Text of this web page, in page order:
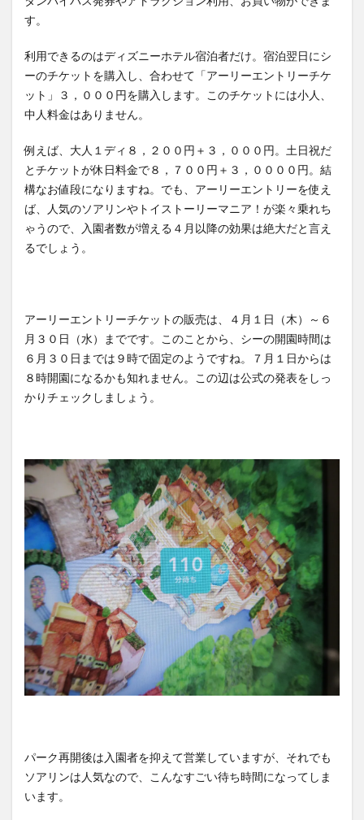
す。
利用できるのはディズニーホテル宿泊者だけ。宿泊翌日にシ
ーのチケットを購入し、合わせて「アーリーエントリーチケ
ット」３，０００円を購入します。このチケットには小人、
中人料金はありません。
例えば、大人１ディ８，２００円＋３，０００円。土日祝だ
とチケットが休日料金で８，７００円＋３，００００円。結
構なお値段になりますね。でも、アーリーエントリーを使え
ば、人気のソアリンやトイストーリーマニア！が楽々乗れち
ゃうので、入園者数が増える４月以降の効果は絶大だと言え
るでしょう。
アーリーエントリーチケットの販売は、４月１日（木）～６
月３０日（水）までです。このことから、シーの開園時間は
６月３０日までは９時で固定のようですね。７月１日からは
８時開園になるかも知れません。この辺は公式の発表をしっ
かりチェックしましょう。
パーク再開後は入園者を抑えて営業していますが、それでも
ソアリンは人気なので、こんなすごい待ち時間になってしま
います。